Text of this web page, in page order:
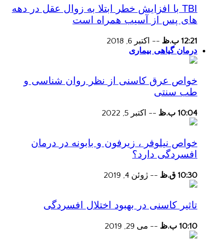
TBI با افزایش خطر ابتلا به زوال عقل در دهه
های پس از آسیب همراه است
12:21 ب.ظ -- اکتبر 6, 2018
درمان گیاهی بیماری
خواص عرق کاسنی از نظر روان شناسی و
طب سنتی
10:04 ب.ظ -- اکتبر 5, 2022
خواص نیلوفر ، زیرفون و بابونه در درمان
افسردگی دارد؟
10:30 ق.ظ -- ژوئن 4, 2019
تاثیر کاسنی در بهبود اختلال افسردگی
10:10 ب.ظ -- می 29, 2019